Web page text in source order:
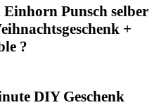
Punsch selber
+
?